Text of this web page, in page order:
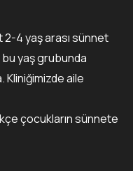
2-4 yaş arası sünnet
bu yaş grubunda
aile
çocukların sünnete